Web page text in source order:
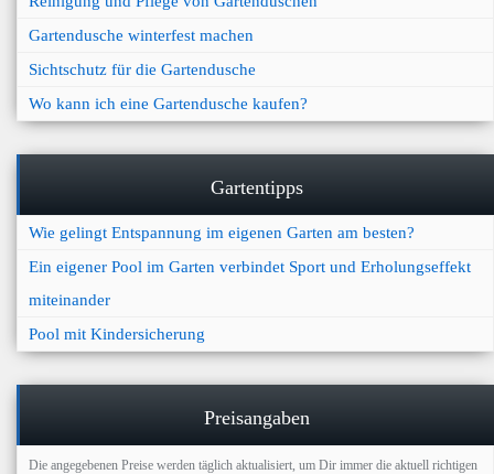
Gartendusche winterfest machen
Sichtschutz für die Gartendusche
Wo kann ich eine Gartendusche kaufen?
Gartentipps
Wie gelingt Entspannung im eigenen Garten am besten?
Ein eigener Pool im Garten verbindet Sport und Erholungseffekt
miteinander
Pool mit Kindersicherung
Preisangaben
Die angegebenen Preise werden täglich aktualisiert, um Dir immer die aktuell richtigen